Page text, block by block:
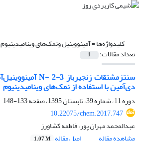
کلیدواژه‌ها =آمینو‌وینیل ونمک‌های وینامیدینیوم
تعداد مقالات: 1
دی‌آمین با استفاده از نمک‌های وینامیدینیوم
دوره 11، شماره 39، تابستان 1395، صفحه
133-148
10.22075/chem.2017.747
عبدالمحمد مهران پور، فاطمه کشاورز